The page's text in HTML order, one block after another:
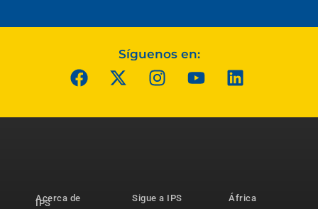
Síguenos en:
Acerca de
IPS
Sigue a IPS
África